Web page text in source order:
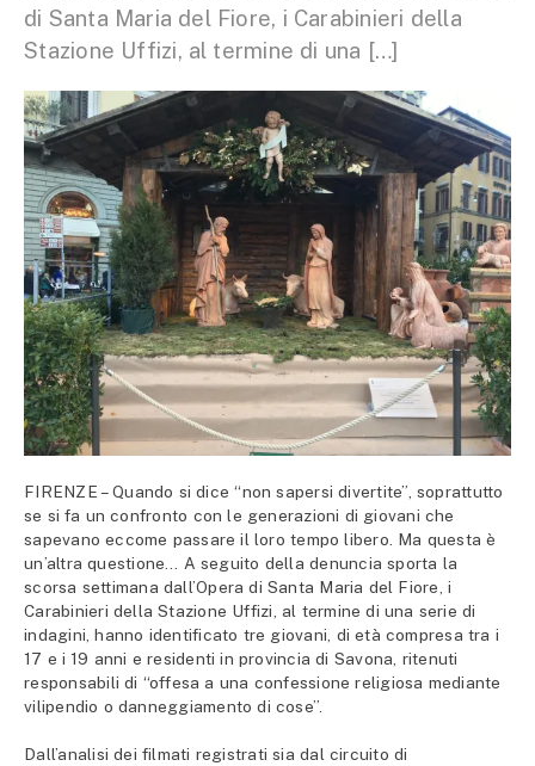
di Santa Maria del Fiore, i Carabinieri della
Stazione Uffizi, al termine di una […]
FIRENZE – Quando si dice “non sapersi divertite”, soprattutto
se si fa un confronto con le generazioni di giovani che
sapevano eccome passare il loro tempo libero. Ma questa è
un’altra questione… A seguito della denuncia sporta la
scorsa settimana dall’Opera di Santa Maria del Fiore, i
Carabinieri della Stazione Uffizi, al termine di una serie di
indagini, hanno identificato tre giovani, di età compresa tra i
17 e i 19 anni e residenti in provincia di Savona, ritenuti
responsabili di “offesa a una confessione religiosa mediante
vilipendio o danneggiamento di cose”.
Dall’analisi dei filmati registrati sia dal circuito di